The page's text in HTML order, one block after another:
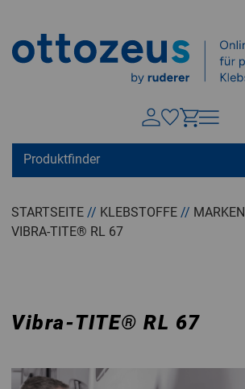
Springen zu
Tastaturkurzbefehle
Konto
STARTSEITE // KLEBSTOFFE // MARKEN
VIBRA-TITE® RL 67
Vibra-TITE® RL 67